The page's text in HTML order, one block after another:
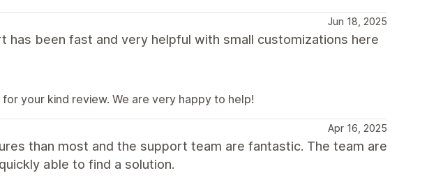
Jun 18, 2025
has been fast and very helpful with small customizations here
your kind review. We are very happy to help!
Apr 16, 2025
than most and the support team are fantastic. The team are
able to find a solution.